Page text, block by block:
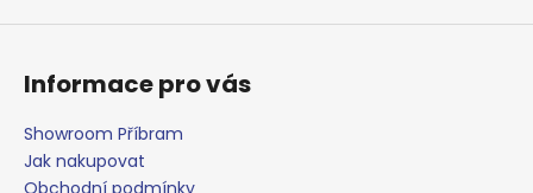
Informace pro vás
Showroom Příbram
Jak nakupovat
Obchodní podmínky